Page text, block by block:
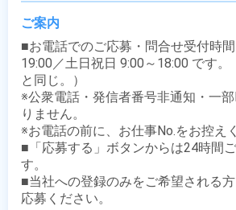
ご案内
■お電話でのご応募・問合せ受付時
19:00／土日祝日 9:00～18:00 です。
と同じ。）
※公衆電話・発信者番号非通知・一
りません。
※お電話の前に、お仕事No.をお控え
■「応募する」ボタンからは24時間
す。
■当社への登録のみをご希望される
応募ください。